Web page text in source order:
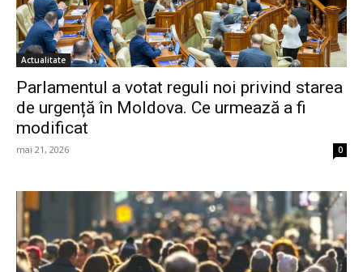
Actualitate
Parlamentul a votat reguli noi privind starea
de urgență în Moldova. Ce urmează a fi
modificat
mai 21, 2026 0